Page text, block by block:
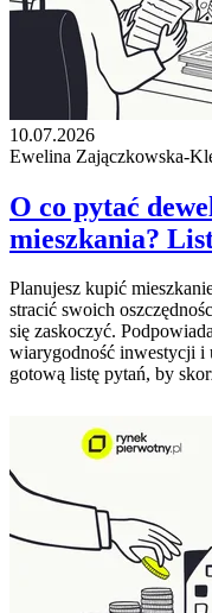
10.07.2026
Ewelina Zajączkowska-
O co pytać
mieszkania?
Planujesz kupić
stracić swoich
się zaskoczyć.
wiarygodność inwestycji i
gotową listę pytań, by